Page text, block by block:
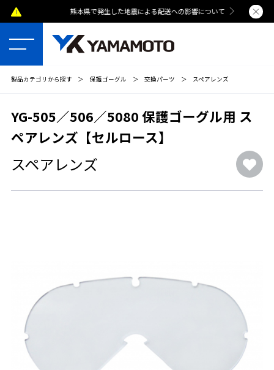
熊本県で発生した地震による配送への影響について 夏季休業
製品カテゴリから探す ＞ 保護ゴーグル ＞ 交換パーツ ＞ スペアレンズ
YG-505／506／5080 保護ゴーグル用 ス
ペアレンズ【セルロース】
スペアレンズ